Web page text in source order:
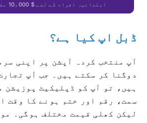
ابتدائیہ افراد کے لئے $ 10،000 مفت حاصل کریں
ڈبل اپ کیا ہے؟
آپ منتخب کردہ آپشن پر اپنی
دوگنا کر سکتے ہیں۔
جب آپ
ہیں، تو آپ کو ڈپلیکیٹ پوزیشن
سمت، رقم اور ختم ہونے کا وقت
لیکن کھلی قیمت مختلف ہوگی۔